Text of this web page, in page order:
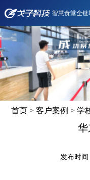
智慧食堂全
首页 >客户案例 >学
华
发布时